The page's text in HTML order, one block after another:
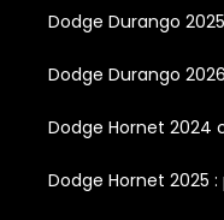
Dodge Durango
Dodge Durango
Dodge Hornet 2024
Dodge Hornet 2025